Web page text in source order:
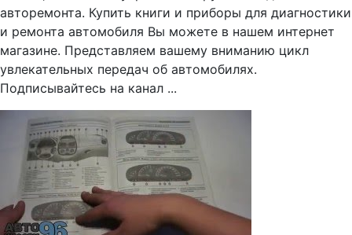
авторемонта. Купить книги и приборы для диагностики
и ремонта автомобиля Вы можете в нашем интернет
магазине. Представляем вашему вниманию цикл
увлекательных передач об автомобилях.
Подписывайтесь на канал ...